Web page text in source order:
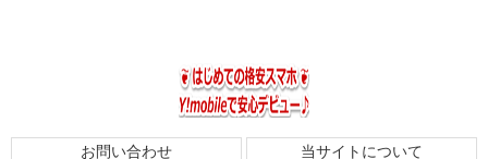
お問い合わせ 当サイトについて